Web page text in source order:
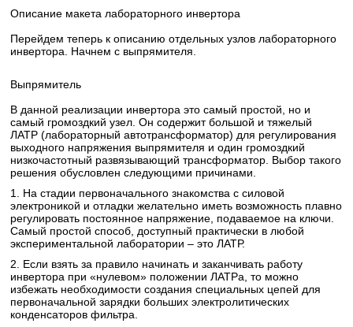
Описание макета лабораторного инвертора
Перейдем теперь к описанию отдельных узлов лабораторного
инвертора. Начнем с выпрямителя.
Выпрямитель
В данной реализации инвертора это самый простой, но и
самый громоздкий узел. Он содержит большой и тяжелый
ЛАТР (лабораторный автотрансформатор) для регулирования
выходного напряжения выпрямителя и один громоздкий
низкочастотный развязывающий трансформатор. Выбор такого
решения обусловлен следующими причинами.
1. На стадии первоначального знакомства с силовой
электроникой и отладки желательно иметь возможность плавно
регулировать постоянное напряжение, подаваемое на ключи.
Самый простой способ, доступный практически в любой
экспериментальной лаборатории – это ЛАТР.
2. Если взять за правило начинать и заканчивать работу
инвертора при «нулевом» положении ЛАТРа, то можно
избежать необходимости создания специальных цепей для
первоначальной зарядки больших электролитических
конденсаторов фильтра.